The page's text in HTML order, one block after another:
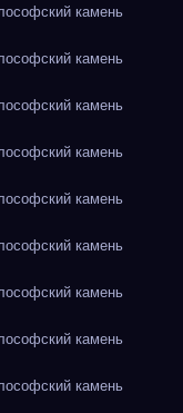
камень
камень
камень
камень
камень
камень
камень
камень
камень